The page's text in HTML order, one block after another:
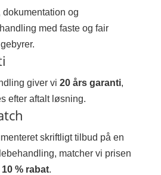
dokumentation og
med faste og fair
giver vi 20 års garanti,
efter aftalt løsning.
skriftligt tilbud på en
matcher vi prisen
10 % rabat.